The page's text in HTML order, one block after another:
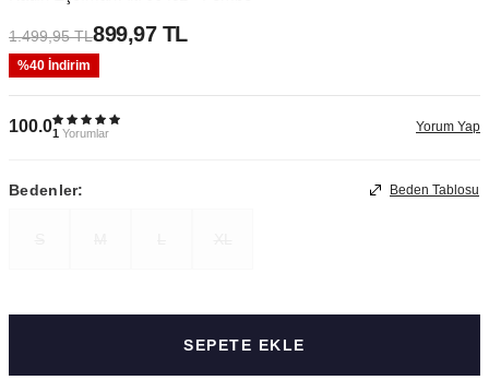
1.499,95TL899,97TL
%40 İndirim
100.01 Yorumlar Yorum Yap
Bedenler: Beden Tablosu
SEPETE EKLE